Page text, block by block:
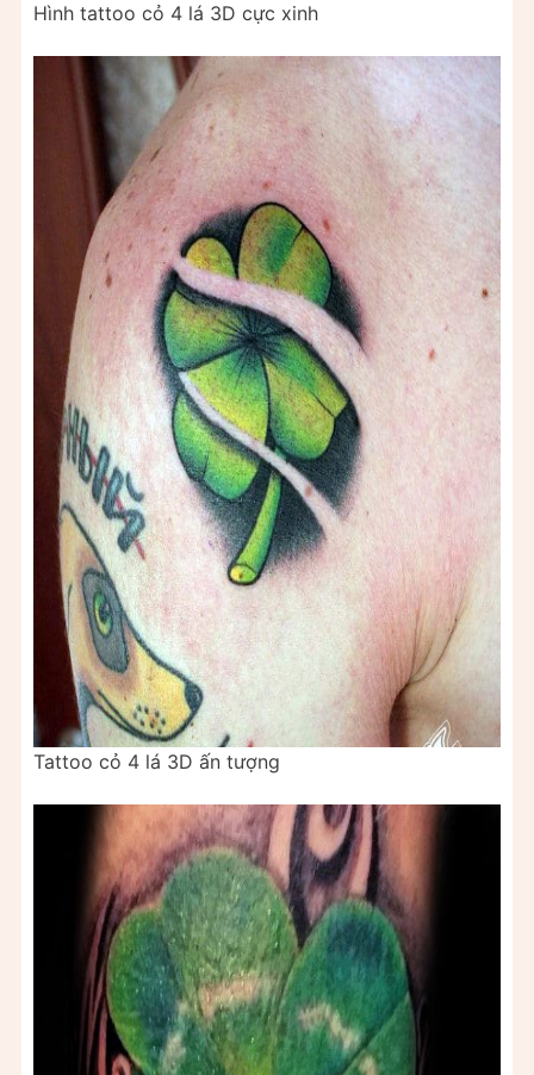
Hình tattoo cỏ 4 lá 3D cực xinh
Tattoo cỏ 4 lá 3D ấn tượng